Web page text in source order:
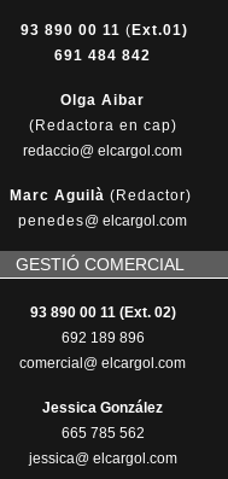
93 890 00 11 ( Ext.01)
691 484 842
Olga Aibar
(Redactora en cap)
redaccio@ elcargol.com
Marc Aguilà (Redactor)
penedes@ elcargol.com
GESTIÓ COMERCIAL
93 890 00 11 (Ext. 02)
692 189 896
comercial@ elcargol.com
Jessica González
665 785 562
jessica@ elcargol.com